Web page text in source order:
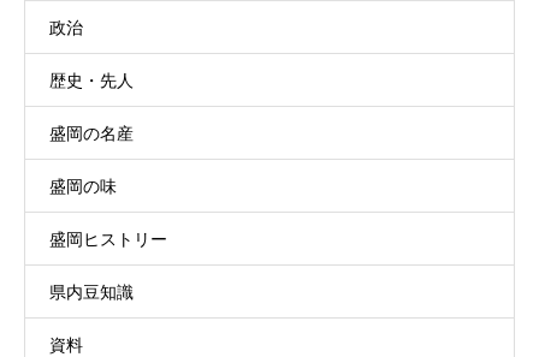
政治
歴史・先人
盛岡の名産
盛岡の味
盛岡ヒストリー
県内豆知識
資料